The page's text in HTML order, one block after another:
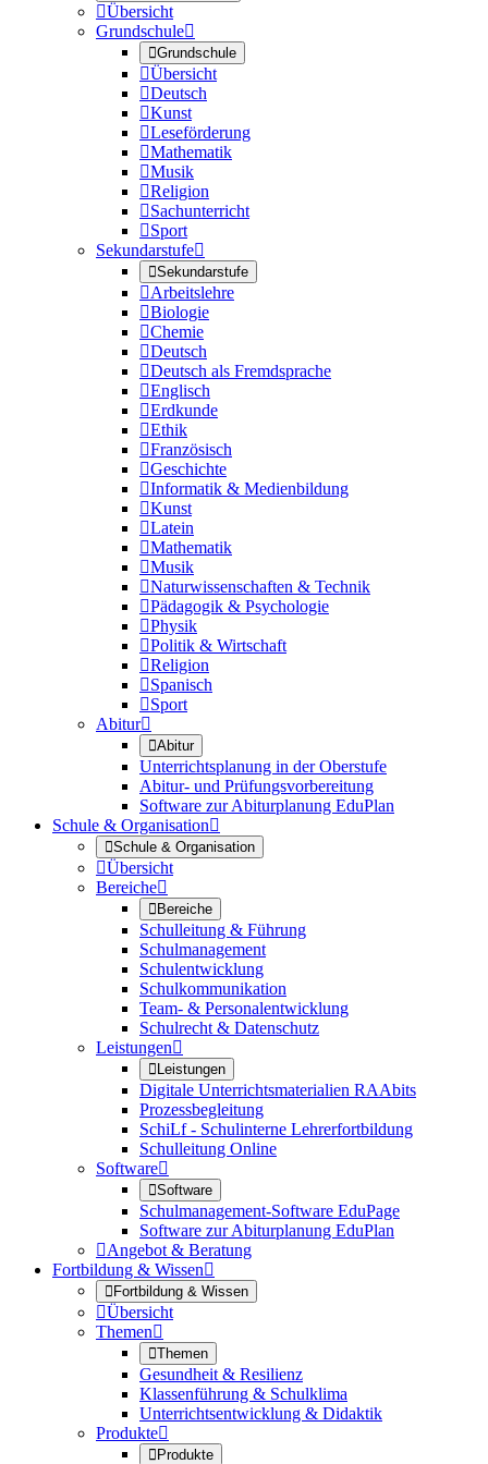
Übersicht
Grundschule
Grundschule
Übersicht
Deutsch
Kunst
Leseförderung
Mathematik
Musik
Religion
Sachunterricht
Sport
Sekundarstufe
Sekundarstufe
Arbeitslehre
Biologie
Chemie
Deutsch
Deutsch als Fremdsprache
Englisch
Erdkunde
Ethik
Französisch
Geschichte
Informatik & Medienbildung
Kunst
Latein
Mathematik
Musik
Naturwissenschaften & Technik
Pädagogik & Psychologie
Physik
Politik & Wirtschaft
Religion
Spanisch
Sport
Abitur
Abitur
Unterrichtsplanung in der Oberstufe
Abitur- und Prüfungsvorbereitung
Software zur Abiturplanung EduPlan
Schule & Organisation
Schule & Organisation
Übersicht
Bereiche
Bereiche
Schulleitung & Führung
Schulmanagement
Schulentwicklung
Schulkommunikation
Team- & Personalentwicklung
Schulrecht & Datenschutz
Leistungen
Leistungen
Digitale Unterrichtsmaterialien RAAbits
Prozessbegleitung
SchiLf - Schulinterne Lehrerfortbildung
Schulleitung Online
Software
Software
Schulmanagement-Software EduPage
Software zur Abiturplanung EduPlan
Angebot & Beratung
Fortbildung & Wissen
Fortbildung & Wissen
Übersicht
Themen
Themen
Gesundheit & Resilienz
Klassenführung & Schulklima
Unterrichtsentwicklung & Didaktik
Produkte
Produkte